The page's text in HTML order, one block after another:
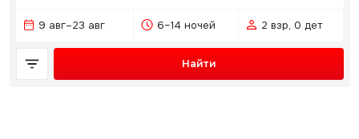
9 авг–23 авг 6–14 ночей 2 взр, 0 дет
Найти